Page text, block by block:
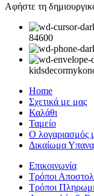
Αφήστε τη
84600
Home
Σχετικά με μας
Καλάθι
Ταμείο
Ο λογαριασμός
Δικαίωμα
Επικοινωνία
Τρόποι
Τρόποι